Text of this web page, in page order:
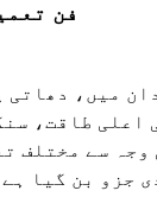
1. فن
میں، دھاتی
اعلی طاقت،
وجہ سے مختلف